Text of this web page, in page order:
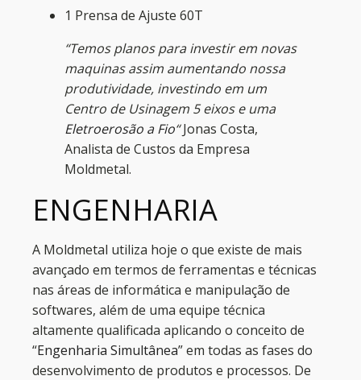
1 Prensa de Ajuste 60T
“Temos planos parainvestir em novas
maquinas assim aumentando nossa
produtividade, investindo em um
Centro de Usinagem 5 eixose uma
Eletroerosão a Fio“Jonas Costa,
Analista de Custos da Empresa
Moldmetal.
ENGENHARIA
A Moldmetal utiliza hoje o que existe de mais
avançado em termos de ferramentas e técnicas
nas áreas de informática e manipulação de
softwares, além de uma equipe técnica
altamente qualificada aplicando o conceito de
“Engenharia Simultânea” em todas as fases do
desenvolvimento de produtos e processos. De